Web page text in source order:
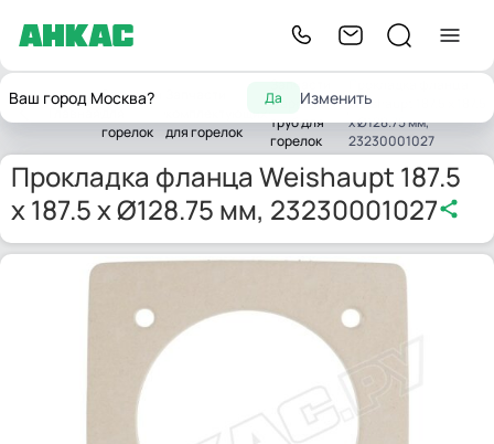
Ваш город Москва? Да Изменить
Главная
Запчасти
горелок
для горелок
жаровых
труб для
горелок
Weishaupt 187.5 x 187.5
x Ø128.75 мм,
23230001027
Прокладка фланца Weishaupt 187.5
x 187.5 x Ø128.75 мм, 23230001027